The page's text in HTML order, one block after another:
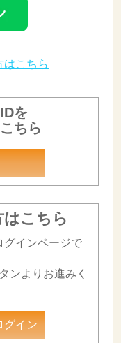
はこちら
を
ちら
こちら
グインページで
ンよりお進みく
グイン